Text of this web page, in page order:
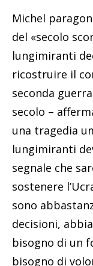
Michel
del «secolo
lungimiranti
ricostruire il
seconda
secolo –
una tragedia
lungimiranti
segnale che
sostenere
sono
decisioni,
bisogno di un
bisogno di